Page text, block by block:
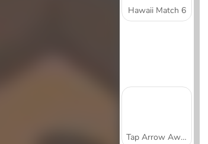
Hawaii Match 6
Tap Arrow Away